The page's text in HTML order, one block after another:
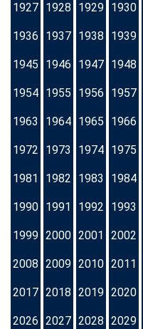
1927 1928 1929 1930
1936 1937 1938 1939
1945 1946 1947 1948
1954 1955 1956 1957
1963 1964 1965 1966
1972 1973 1974 1975
1981 1982 1983 1984
1990 1991 1992 1993
1999 2000 2001 2002
2008 2009 2010 2011
2017 2018 2019 2020
2026 2027 2028 2029